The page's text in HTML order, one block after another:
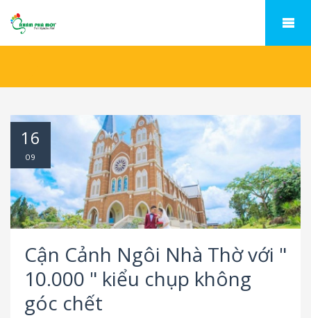
Cận Cảnh Ngôi Nhà Thờ với "
10.000 " kiểu chụp không
góc chết
16
09